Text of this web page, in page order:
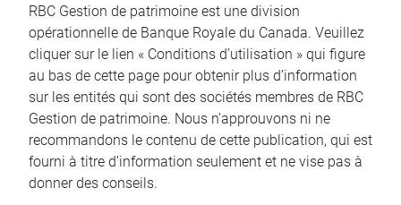
RBC Gestion de patrimoine est une division
opérationnelle de Banque Royale du Canada. Veuillez
cliquer sur le lien « Conditions d’utilisation » qui figure
au bas de cette page pour obtenir plus d’information
sur les entités qui sont des sociétés membres de RBC
Gestion de patrimoine. Nous n’approuvons ni ne
recommandons le contenu de cette publication, qui est
fourni à titre d’information seulement et ne vise pas à
donner des conseils.